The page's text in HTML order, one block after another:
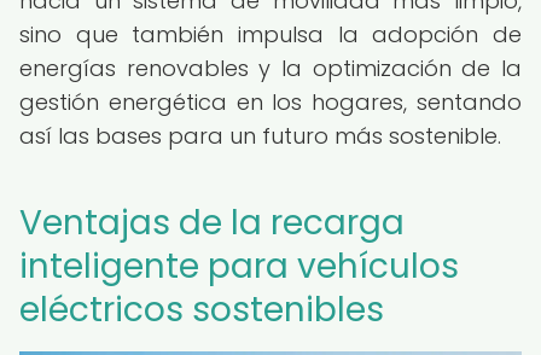
sino que también impulsa la adopción de
energías renovables y la optimización de la
gestión energética en los hogares, sentando
así las bases para un futuro más sostenible.
Ventajas de la recarga
inteligente para vehículos
eléctricos sostenibles